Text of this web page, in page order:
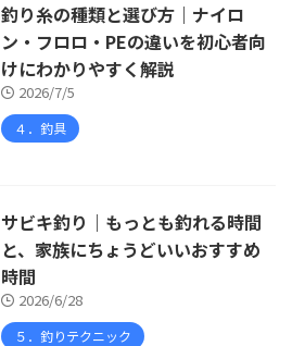
釣り糸の種類と選び方｜ナイロ
ン・フロロ・PEの違いを初心者向
けにわかりやすく解説
2026/7/5
４．釣具
サビキ釣り｜もっとも釣れる時間
と、家族にちょうどいいおすすめ
時間
2026/6/28
５．釣りテクニック